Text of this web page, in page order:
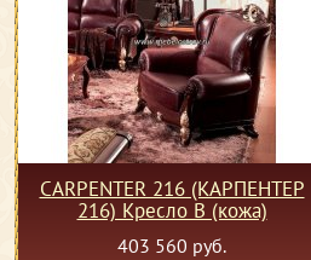
CARPENTER 216 (КАРПЕНТЕР
216) Кресло В (кожа)
403 560 руб.